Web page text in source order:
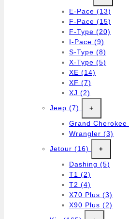
E-Pace (13)
F-Pace (15)
F-Type (20)
I-Pace (9)
S-Type (8)
X-Type (5)
XE (14)
XF (7)
XJ (2)
Jeep (7) +
Grand Cherokee
Wrangler (3)
Jetour (16) +
Dashing (5)
T1 (2)
T2 (4)
X70 Plus (3)
X90 Plus (2)